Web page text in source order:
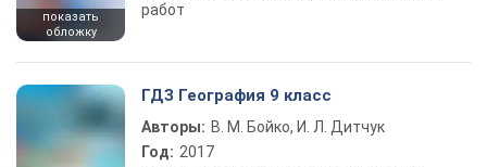
показать
обложку
работ
ГДЗ География 9 класс
Авторы: В. М. Бойко, И. Л. Дитчук
Год: 2017